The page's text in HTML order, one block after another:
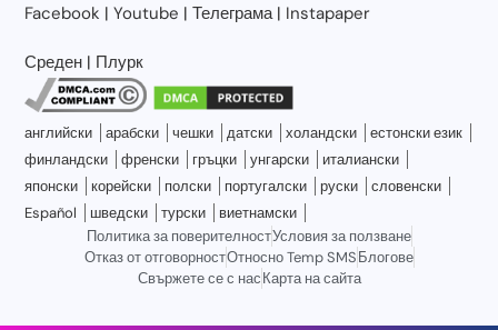
Facebook |Youtube |Телеграма| Instapaper
Среден | Плурк
английски арабски чешки датски холандски
естонски език
финландски
френски гръцки унгарски
италиански
японски
корейски полски португалски руски
словенски
Español
шведски турски
виетнамски
Политика за поверителностУсловия за ползване
Отказ от отговорностОтносно Temp SMSБлогове
Свържете се с насКарта на сайта